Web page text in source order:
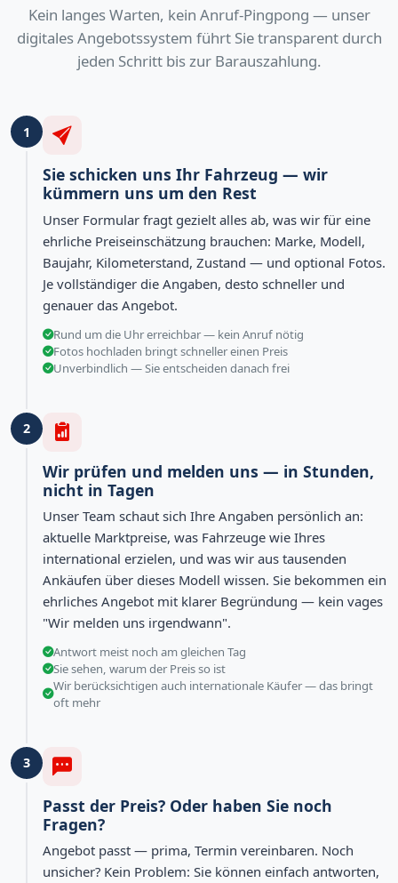
Kein langes Warten, kein Anruf-Pingpong — unser
digitales Angebotssystem führt Sie transparent durch
jeden Schritt bis zur Barauszahlung.
1
Sie schicken uns Ihr Fahrzeug — wir
kümmern uns um den Rest
Unser Formular fragt gezielt alles ab, was wir für eine
ehrliche Preiseinschätzung brauchen: Marke, Modell,
Baujahr, Kilometerstand, Zustand — und optional Fotos.
Je vollständiger die Angaben, desto schneller und
genauer das Angebot.
Rund um die Uhr erreichbar — kein Anruf nötig
Fotos hochladen bringt schneller einen Preis
Unverbindlich — Sie entscheiden danach frei
2
Wir prüfen und melden uns — in Stunden,
nicht in Tagen
Unser Team schaut sich Ihre Angaben persönlich an:
aktuelle Marktpreise, was Fahrzeuge wie Ihres
international erzielen, und was wir aus tausenden
Ankäufen über dieses Modell wissen. Sie bekommen ein
ehrliches Angebot mit klarer Begründung — kein vages
"Wir melden uns irgendwann".
Antwort meist noch am gleichen Tag
Sie sehen, warum der Preis so ist
Wir berücksichtigen auch internationale Käufer — das bringt
oft mehr
3
Passt der Preis? Oder haben Sie noch
Fragen?
Angebot passt — prima, Termin vereinbaren. Noch
unsicher? Kein Problem: Sie können einfach antworten,